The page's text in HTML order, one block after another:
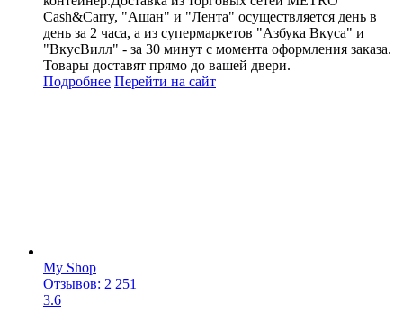
Cash&Carry, "Ашан" и "Лента" осуществляется день в
день за 2 часа, а из супермаркетов "Азбука Вкуса" и
"ВкусВилл" - за 30 минут с момента оформления заказа.
Товары доставят прямо до вашей двери.
Подробнее Перейти на сайт
My Shop
Отзывов: 2 251
3.6